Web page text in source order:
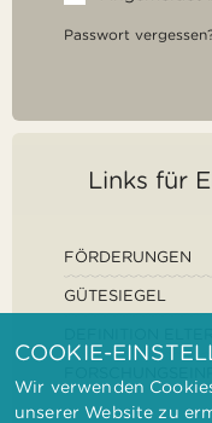
Passwort
Links für
FÖRDERUNGEN
GÜTESIEGEL
COOKIE-
Wir verwenden
unserer Website zu